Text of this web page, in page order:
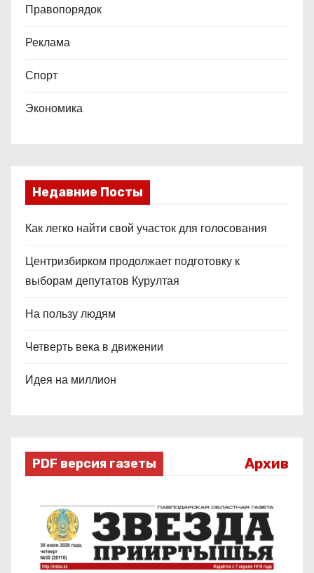
Правопорядок
Реклама
Спорт
Экономика
Недавние Посты
Как легко найти свой участок для голосования
Центризбирком продолжает подготовку к
выборам депутатов Курултая
На пользу людям
Четверть века в движении
Идея на миллион
PDF версия газеты Архив